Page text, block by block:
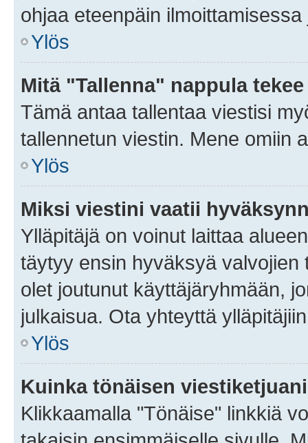
ohjaa eteenpäin
Ylös
Mitä "Tallenna" nappula
Tämä antaa tallentaa viestisi
tallennetun viestin. Mene omiin
Ylös
Miksi viestini vaatii
Ylläpitäjä on voinut laittaa
täytyy ensin hyväksyä
olet joutunut käyttäjäryhmään,
julkaisua. Ota yhteyttä
Ylös
Kuinka tönäisen
Klikkaamalla "Tönäise" linkkiä